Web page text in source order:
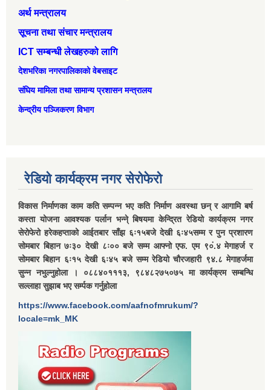
अर्थ मन्त्रालय
सूचना तथा संचार मन्त्रालय
ICT सम्बन्धी लेखहरुको लागि
देशभरिका नगरपालिकाको वेबसाइट
संघिय मामिला तथा सामान्‍य प्रशासन मन्त्रालय
केन्द्रीय पञ्जिकरण विभाग
रेडियो कार्यक्रम नगर सेरोफेरो
विकास निर्माणका काम कति सम्पन्न भए कति निर्माण अवस्था छन् र आगामि बर्ष
कस्ता योजना आवश्यक पर्लान भन्ने् बिषयमा केन्द्रित रेडियो कार्यक्रम नगर
सेरोफेरो हरेकहप्ताको आईतबार साँझ ६ः१५बजे देखी ६ः४५सम्म र पुन प्रशारण
सोमबार बिहान ७ः३० देखी ८ः०० बजे सम्म आफ्नो एफ. एम ९०ं.४ मेगाहर्ज र
सोमबार बिहान ६ः१५ देखी ६ः४५ बजे सम्म रेडियो चौरजहारी ९४.८ मेगाहर्जमा
सुन्न नभुल्नुहोला । ०८८४०१११३, ९८४८२७५०७५ मा कार्यक्रम सम्बन्धि
सल्लाहा सुझाब भए सर्म्पक गर्नुहोला
https://www.facebook.com/aafnofmrukum/?
locale=mk_MK